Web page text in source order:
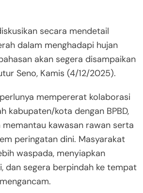
secara mendetail
dalam menghadapi hujan
akan segera disampaikan
Seno, Kamis (4/12/2025).
mempererat kolaborasi
kabupaten/kota dengan BPBD,
memantau kawasan rawan serta
peringatan dini. Masyarakat
waspada, menyiapkan
dan segera berpindah ke tempat